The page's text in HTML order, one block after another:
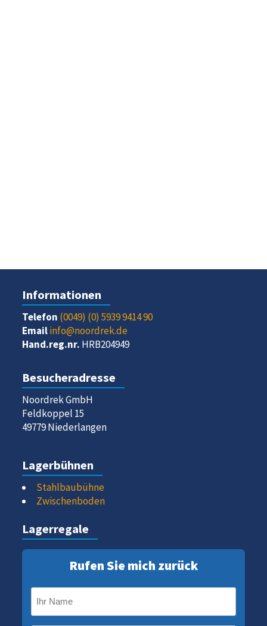
Informationen
Telefon (0049) (0) 5939 9414 90
Emailinfo@noordrek.de
Hand.reg.nr. HRB204949
Besucheradresse
Noordrek GmbH
Feldkoppel 15
49779 Niederlangen
Lagerbühnen
Stahlbaubühne
Zwischenboden
Lagerregale
Rufen Sie mich zurück
Name